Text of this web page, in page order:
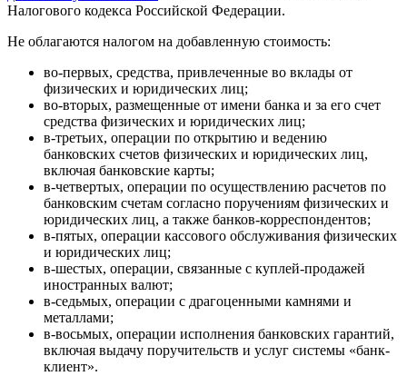
Налогового кодекса Российской Федерации.
Не облагаются налогом на добавленную стоимость:
во-первых, средства, привлеченные во вклады от
физических и юридических лиц;
во-вторых, размещенные от имени банка и за его счет
средства физических и юридических лиц;
в-третьих, операции по открытию и ведению
банковских счетов физических и юридических лиц,
включая банковские карты;
в-четвертых, операции по осуществлению расчетов по
банковским счетам согласно поручениям физических и
юридических лиц, а также банков-корреспондентов;
в-пятых, операции кассового обслуживания физических
и юридических лиц;
в-шестых, операции, связанные с куплей-продажей
иностранных валют;
в-седьмых, операции с драгоценными камнями и
металлами;
в-восьмых, операции исполнения банковских гарантий,
включая выдачу поручительств и услуг системы «банк-
клиент».